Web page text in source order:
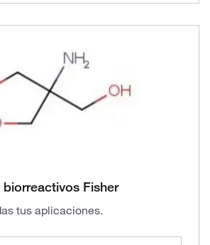
Fisher
tus aplicaciones.